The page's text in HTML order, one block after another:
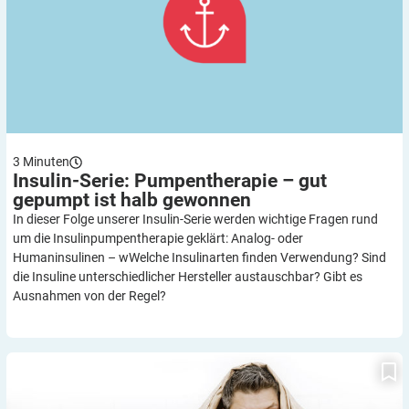
3 Minuten
Insulin-Serie: Pumpentherapie – gut
gepumpt ist halb gewonnen
In dieser Folge unserer Insulin-Serie werden wichtige Fragen rund
um die Insulinpumpentherapie geklärt: Analog- oder
Humaninsulinen – wWelche Insulinarten finden Verwendung? Sind
die Insuline unterschiedlicher Hersteller austauschbar? Gibt es
Ausnahmen von der Regel?
Männer und Frauen mit Diabetes: Sexualfunktion gestört – was